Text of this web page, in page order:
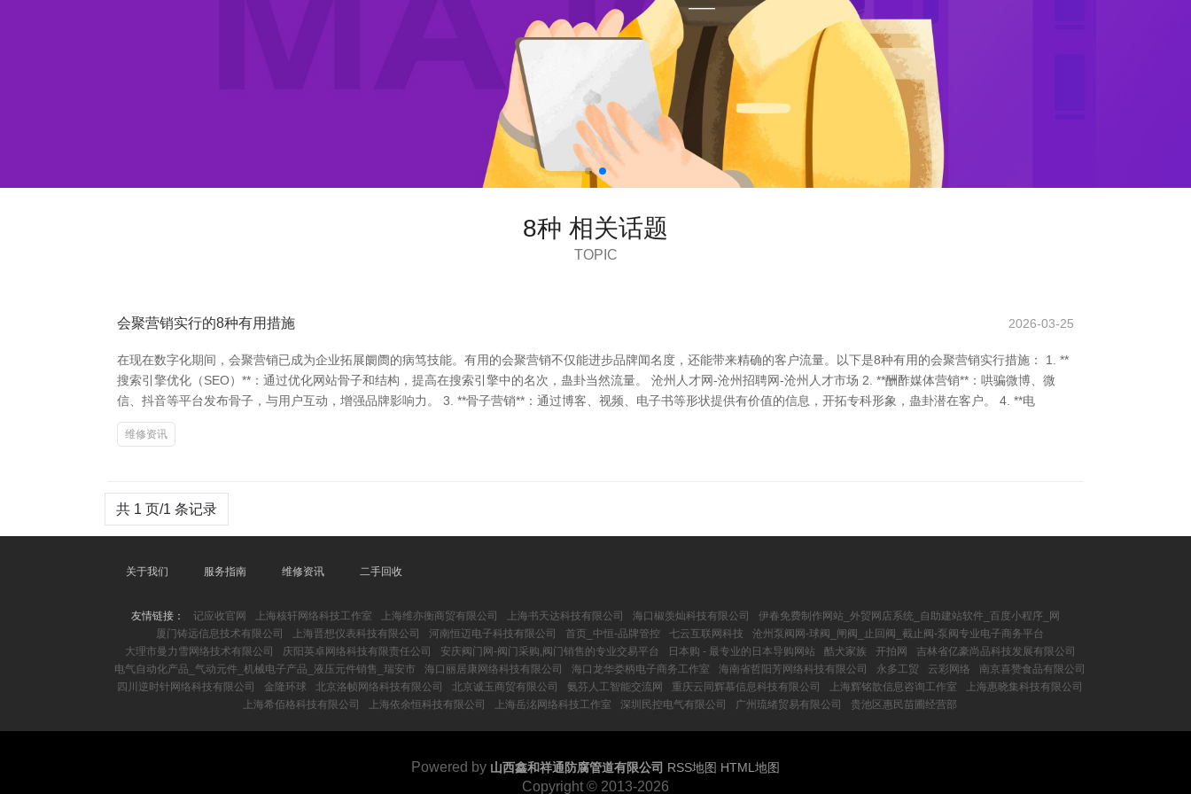
8种 相关话题
TOPIC
会聚营销实行的8种有用措施 2026-03-25
在现在数字化期间，会聚营销已成为企业拓展阛阓的病笃技能。有用的会聚营销不仅能进步品牌闻名度，还能带来精确的客户流量。以下是8种有用的会聚营销实行措施： 1. **
搜索引擎优化（SEO）**：通过优化网站骨子和结构，提高在搜索引擎中的名次，蛊卦当然流量。 沧州人才网-沧州招聘网-沧州人才市场 2. **酬酢媒体营销**：哄骗微博、微
信、抖音等平台发布骨子，与用户互动，增强品牌影响力。 3. **骨子营销**：通过博客、视频、电子书等形状提供有价值的信息，开拓专科形象，蛊卦潜在客户。 4. **电
维修资讯
共 1 页/1 条记录
关于我们 服务指南 维修资讯 二手回收
友情链接： 记应收官网 上海核轩网络科技工作室 上海维亦衡商贸有限公司 上海书天达科技有限公司 海口椒羡灿科技有限公司
伊春免费制作网站_外贸网店系统_自助建站软件_百度小程序_网
厦门铸远信息技术有限公司
上海晋想仪表科技有限公司 河南恒迈电子科技有限公司 首页_中恒-品牌管控 七云互联网科技
沧州泵阀网-球阀_闸阀_止回阀_截止阀-泵阀专业电子商务平台
大理市曼力雪网络技术有限公司
庆阳英卓网络科技有限责任公司 安庆阀门网-阀门采购,阀门销售的专业交易平台 日本购 - 最专业的日本导购网站 酷犬家族 开拍网
吉林省亿豪尚品科技发展有限公司
电气自动化产品_气动元件_机械电子产品_液压元件销售_瑞安市
海口丽居康网络科技有限公司 海口龙华娄柄电子商务工作室 海南省哲阳芳网络科技有限公司 永多工贸 云彩网络
南京喜赞食品有限公司
四川逆时针网络科技有限公司
金隆环球 北京洛帧网络科技有限公司 北京诚玉商贸有限公司 氨芬人工智能交流网 重庆云同辉慕信息科技有限公司 上海辉铭歆信息咨询工作室
上海惠晓集科技有限公司
上海希佰格科技有限公司
上海依余恒科技有限公司 上海岳洺网络科技工作室 深圳民控电气有限公司 广州琉绪贸易有限公司 贵池区惠民苗圃经营部
Powered by 山西鑫和祥通防腐管道有限公司 RSS地图 HTML地图
Copyright © 2013-2026